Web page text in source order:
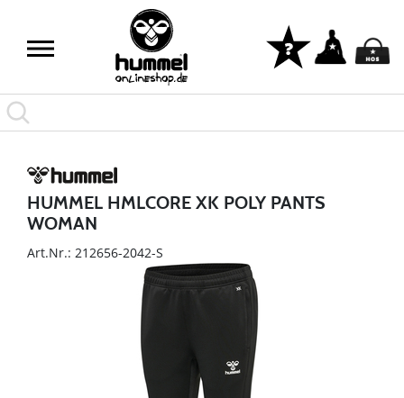
HUMMEL HMLCORE XK POLY PANTS
WOMAN
Art.Nr.: 212656-2042-S